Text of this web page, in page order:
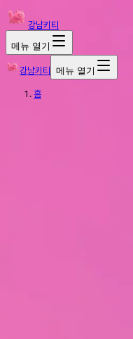
강남키티
메뉴 열기
강남키티 메뉴 열기
홈